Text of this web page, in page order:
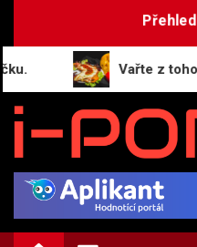
Vařte z toho, co
i-PORTAL.CZ
Public relations | Informační